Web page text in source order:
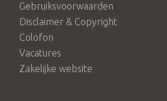
Gebruiksvoorwaarden
Disclaimer & Copyright
Colofon
Vacatures
Zakelijke website